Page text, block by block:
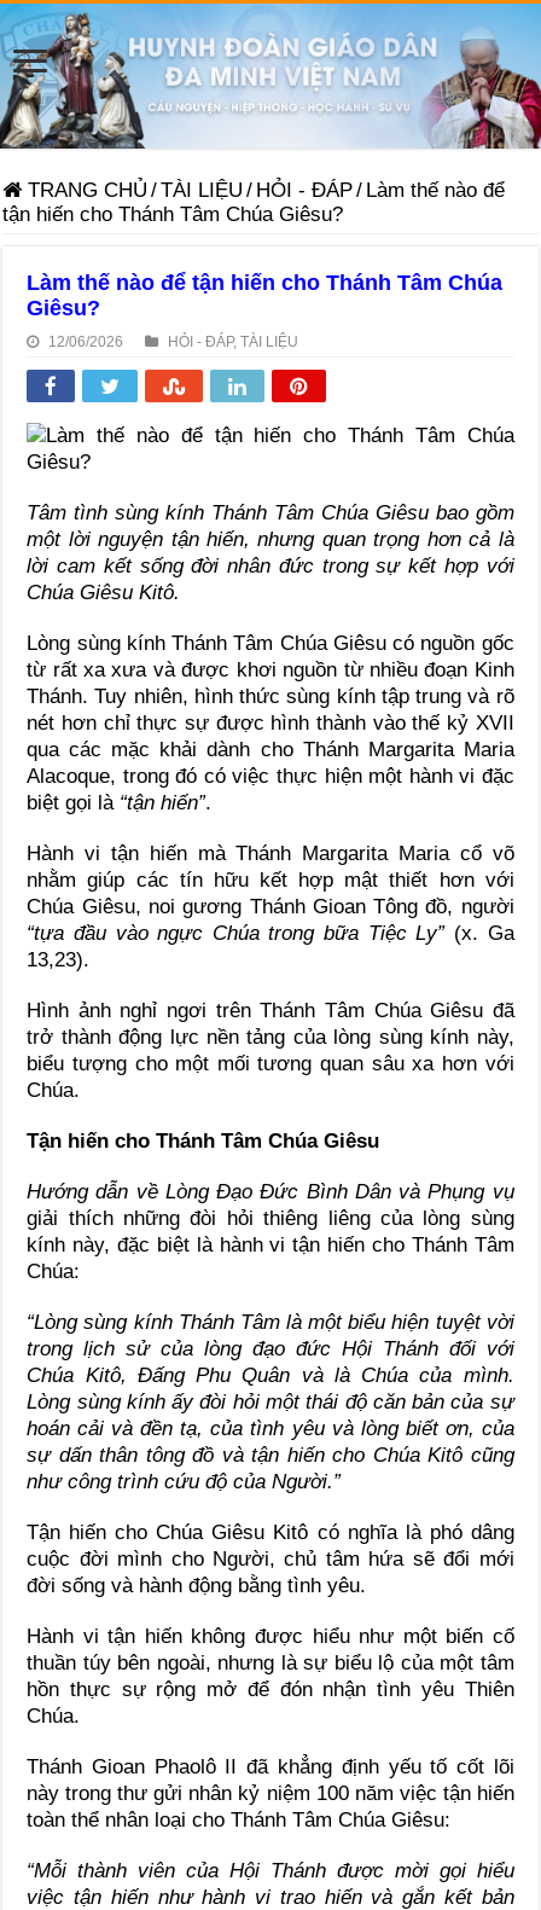
TRANG CHỦ /TÀI LIỆU / HỎI - ĐÁP/ Làm thế nào để
tận hiến cho Thánh Tâm Chúa Giêsu?
Làm thế nào để tận hiến cho Thánh Tâm Chúa
Giêsu?
12/06/2026 HỎI - ĐÁP,TÀI LIỆU
Tâm tình sùng kính Thánh Tâm Chúa Giêsu bao gồm
một lời nguyện tận hiến, nhưng quan trọng hơn cả là
lời cam kết sống đời nhân đức trong sự kết hợp với
Chúa Giêsu Kitô.
Lòng sùng kính Thánh Tâm Chúa Giêsu có nguồn gốc
từ rất xa xưa và được khơi nguồn từ nhiều đoạn Kinh
Thánh. Tuy nhiên, hình thức sùng kính tập trung và rõ
nét hơn chỉ thực sự được hình thành vào thế kỷ XVII
qua các mặc khải dành cho Thánh Margarita Maria
Alacoque, trong đó có việc thực hiện một hành vi đặc
biệt gọi là “tận hiến”.
Hành vi tận hiến mà Thánh Margarita Maria cổ võ
nhằm giúp các tín hữu kết hợp mật thiết hơn với
Chúa Giêsu, noi gương Thánh Gioan Tông đồ, người
“tựa đầu vào ngực Chúa trong bữa Tiệc Ly”(x. Ga
13,23).
Hình ảnh nghỉ ngơi trên Thánh Tâm Chúa Giêsu đã
trở thành động lực nền tảng của lòng sùng kính này,
biểu tượng cho một mối tương quan sâu xa hơn với
Chúa.
Tận hiến cho Thánh Tâm Chúa Giêsu
Hướng dẫn về Lòng Đạo Đức Bình Dân và Phụng vụ
giải thích những đòi hỏi thiêng liêng của lòng sùng
kính này, đặc biệt là hành vi tận hiến cho Thánh Tâm
Chúa:
“Lòng sùng kính Thánh Tâm là một biểu hiện tuyệt vời
trong lịch sử của lòng đạo đức Hội Thánh đối với
Chúa Kitô, Đấng Phu Quân và là Chúa của mình.
Lòng sùng kính ấy đòi hỏi một thái độ căn bản của sự
hoán cải và đền tạ, của tình yêu và lòng biết ơn, của
sự dấn thân tông đồ và tận hiến cho Chúa Kitô cũng
như công trình cứu độ của Người.”
Tận hiến cho Chúa Giêsu Kitô có nghĩa là phó dâng
cuộc đời mình cho Người, chủ tâm hứa sẽ đổi mới
đời sống và hành động bằng tình yêu.
Hành vi tận hiến không được hiểu như một biến cố
thuần túy bên ngoài, nhưng là sự biểu lộ của một tâm
hồn thực sự rộng mở để đón nhận tình yêu Thiên
Chúa.
Thánh Gioan Phaolô II đã khẳng định yếu tố cốt lõi
này trong thư gửi nhân kỷ niệm 100 năm việc tận hiến
toàn thể nhân loại cho Thánh Tâm Chúa Giêsu:
“Mỗi thành viên của Hội Thánh được mời gọi hiểu
việc tận hiến như hành vi trao hiến và gắn kết bản